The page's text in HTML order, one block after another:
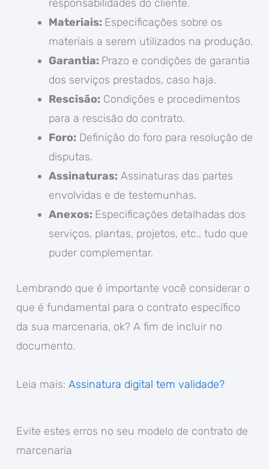
responsabilidades do cliente.
Materiais: Especificações sobre os
materiais a serem utilizados na produção.
Garantia: Prazo e condições de garantia
dos serviços prestados, caso haja.
Rescisão:Condições e procedimentos
para a rescisão do contrato.
Foro:Definição do foro para resolução de
disputas.
Assinaturas:Assinaturas das partes
envolvidas e de testemunhas.
Anexos: Especificações detalhadas dos
serviços, plantas, projetos, etc., tudo que
puder complementar.
Lembrando que é importante você considerar o
que é fundamental para o contrato específico
da sua marcenaria, ok? A fim de incluir no
documento.
Leia mais: Assinatura digital tem validade?
Evite estes erros no seu modelo de contrato de
marcenaria